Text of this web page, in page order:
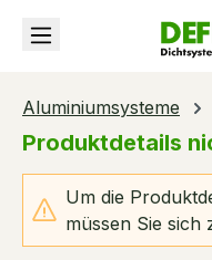
springen
Aluminiumsysteme
Produktdetails
Um die
müssen Sie sich